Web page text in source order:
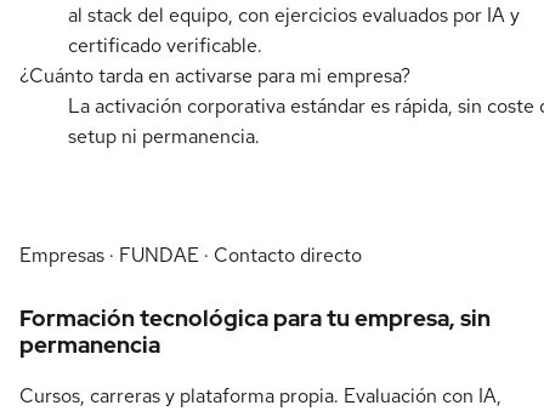
al stack del equipo, con ejercicios evaluados por IA y
certificado verificable.
¿Cuánto tarda en activarse para mi empresa?
La activación corporativa estándar es rápida, sin coste
setup ni permanencia.
Empresas · FUNDAE · Contacto directo
Formación tecnológica para tu empresa, sin
permanencia
Cursos, carreras y plataforma propia. Evaluación con IA,